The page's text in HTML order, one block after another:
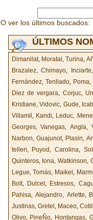
O ver los últimos buscados:
ÚLTIMOS
Dimanilat, Moratal ,Turina,
Brazalez,Chimayo, Inciarte
Fernández, Tenllado, Poma,
Diez de vergara, Corjuc,
Kristiane,Vidovic, Gude,
Villamil , Kandi, Leduc,
Georges,Vanegas, Angla,
Narbon, Guajunot, Plasin,
telleri, Puyod, Carolina,
Quinteros, Iona,Watkinson,
Legue,Tomás, Maikel ,
Bolt, Dulcet, Estresos,
Pahisa, Alejandro, Arlette,
Justinas, Gretel , Maceo,
Olivo, PineÑo, Hontangas,